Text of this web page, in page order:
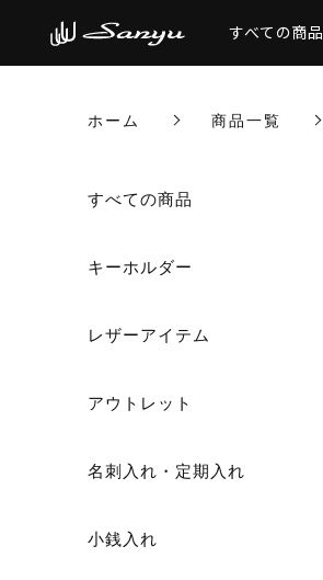
すべての商品
ホーム 商品一覧
すべての商品
キーホルダー
レザーアイテム
アウトレット
名刺入れ・定期入れ
小銭入れ